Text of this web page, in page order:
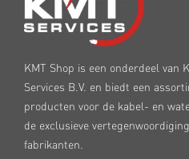
KMT Shop is een onderdeel van
Services B.V. en biedt een
producten voor de kabel- en
de exclusieve
fabrikanten.